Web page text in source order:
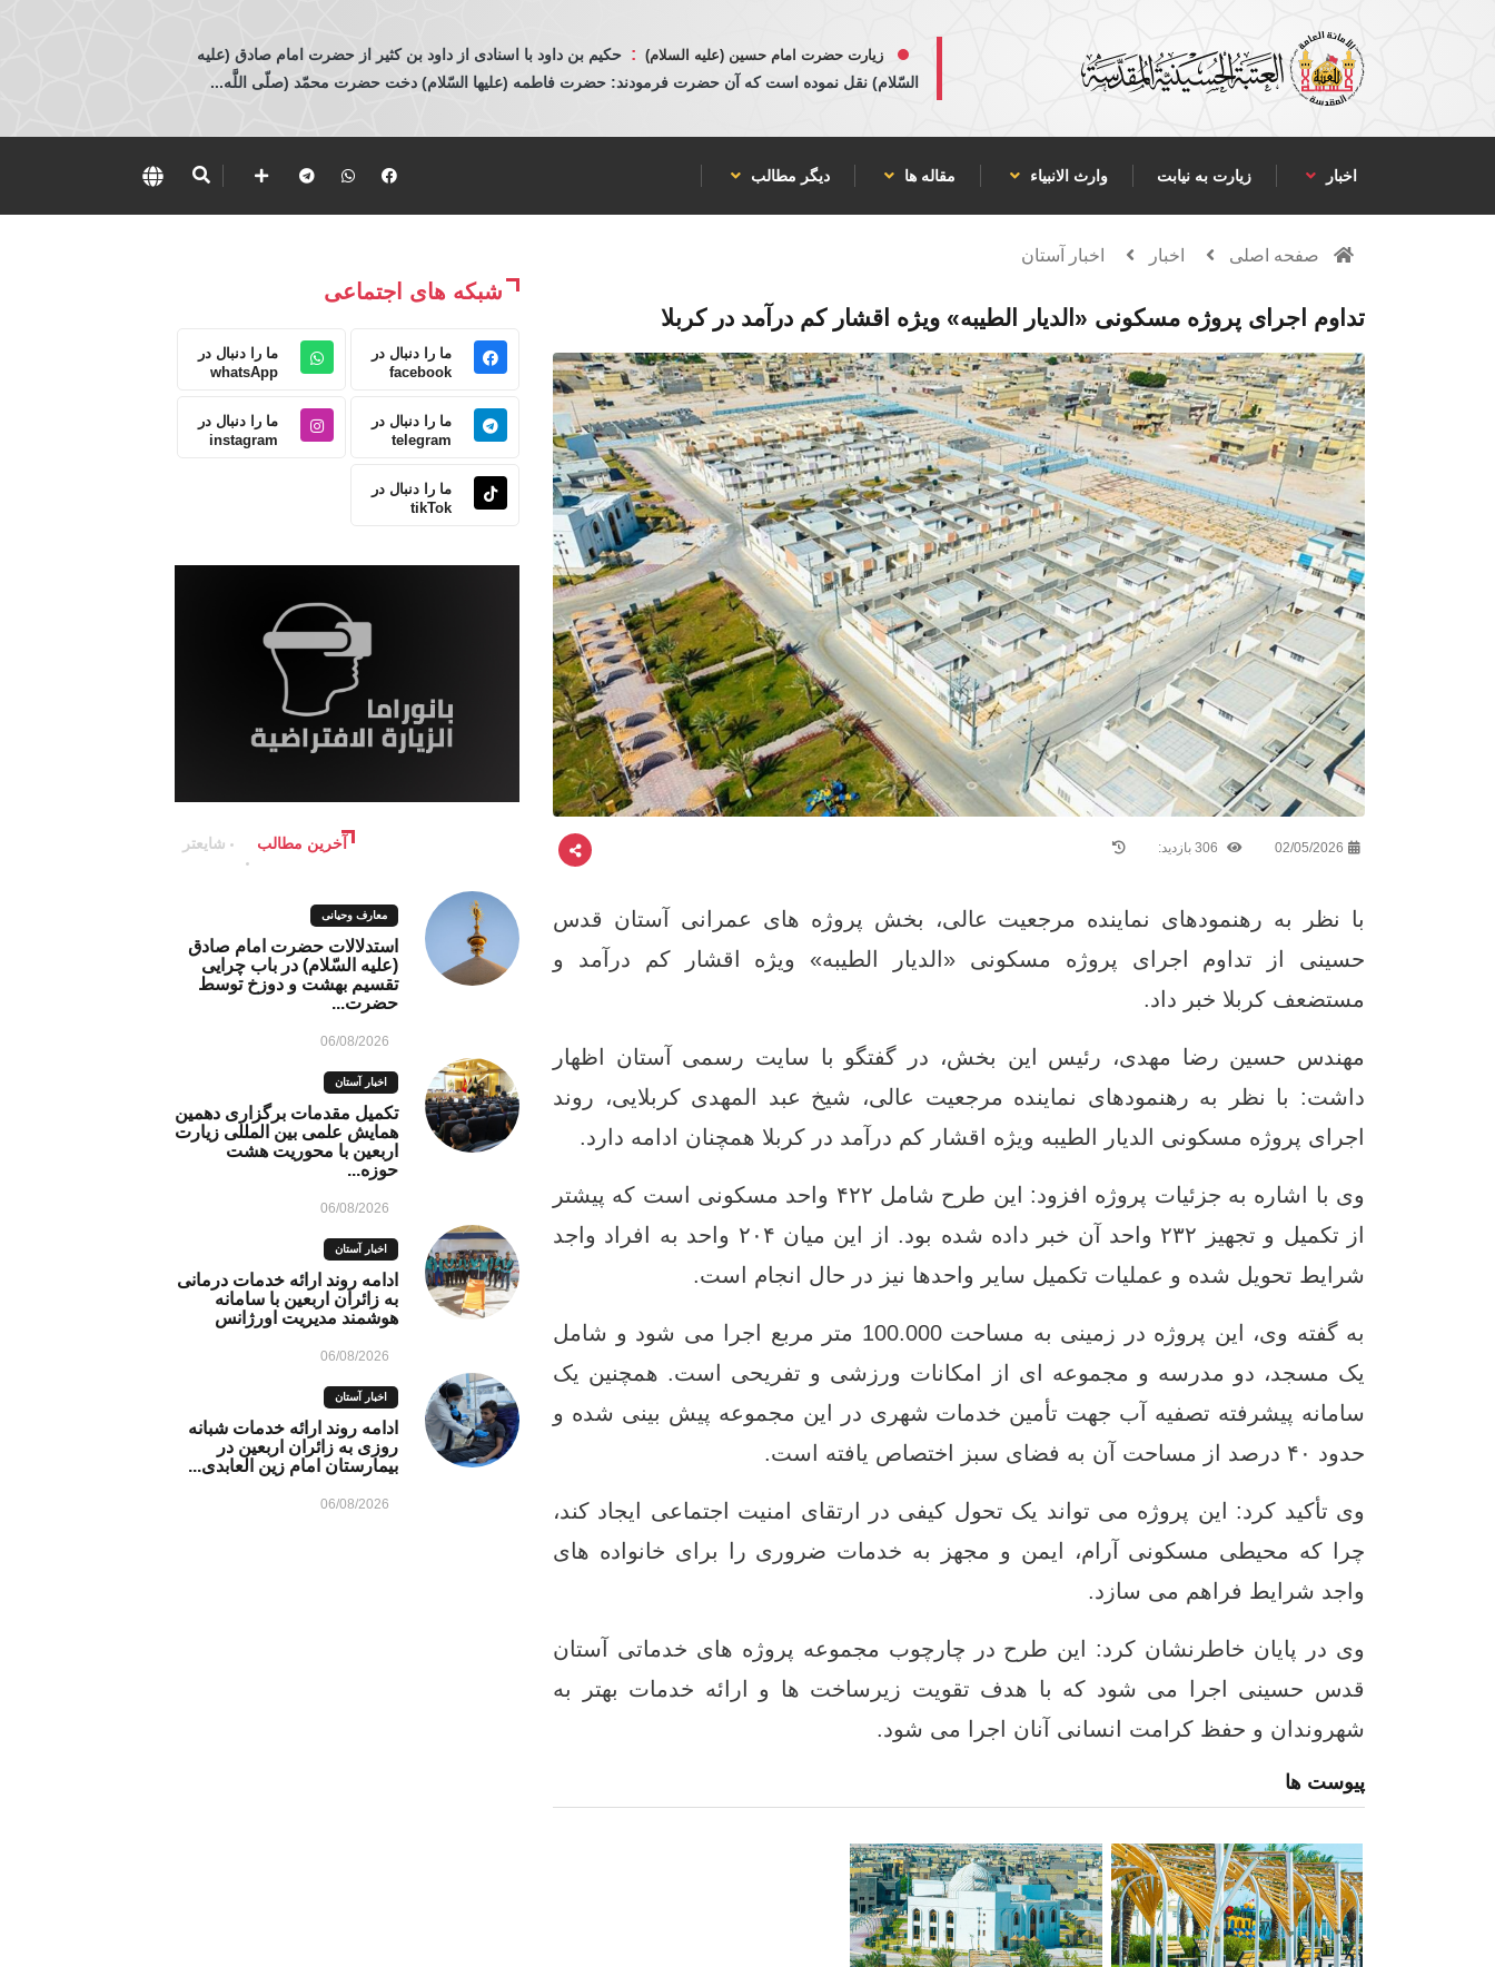
زیارت حضرت امام حسین (علیه السلام) : حكيم بن داود با اسنادی از داود بن كثير از حضرت امام صادق (عليه
السّلام) نقل نموده است كه آن حضرت فرمودند: حضرت فاطمه (عليها السّلام) دخت حضرت محمّد (صلّى اللَّه...
اخبار زیارت به نیابت وارث الانبياء مقاله ها دیگر مطالب
صفحه اصلی اخبار اخبار آستان
تداوم اجرای پروژه مسکونی «الدیار الطیبه» ویژه اقشار کم‌ درآمد در کربلا
02/05/2026
با نظر به رهنمودهای نماینده مرجعیت عالی، بخش پروژه‌ های عمرانی آستان قدس
حسینی از تداوم اجرای پروژه مسکونی «الدیار الطیبه» ویژه اقشار کم ‌درآمد و
مستضعف کربلا خبر داد.
مهندس حسین رضا مهدی، رئیس این بخش، در گفتگو با سایت رسمی آستان اظهار
داشت: با نظر به رهنمودهای نماینده مرجعیت عالی، شیخ عبد المهدی کربلایی، روند
اجرای پروژه مسکونی الدیار الطیبه ویژه اقشار کم ‌درآمد در کربلا همچنان ادامه دارد.
وی با اشاره به جزئیات پروژه افزود: این طرح شامل ۴۲۲ واحد مسکونی است که پیشتر
از تکمیل و تجهیز ۲۳۲ واحد آن خبر داده شده بود. از این میان ۲۰۴ واحد به افراد واجد
شرایط تحویل شده و عملیات تکمیل سایر واحدها نیز در حال انجام است.
به گفته وی، این پروژه در زمینی به مساحت 100.000 متر مربع اجرا می ‌شود و شامل
یک مسجد، دو مدرسه و مجموعه ‌ای از امکانات ورزشی و تفریحی است. همچنین یک
سامانه پیشرفته تصفیه آب جهت تأمین خدمات شهری در این مجموعه پیش ‌بینی شده و
حدود ۴۰ درصد از مساحت آن به فضای سبز اختصاص یافته است.
وی تأکید کرد: این پروژه می ‌تواند یک تحول کیفی در ارتقای امنیت اجتماعی ایجاد کند،
چرا که محیطی مسکونی آرام، ایمن و مجهز به خدمات ضروری را برای خانواده ‌های
واجد شرایط فراهم می ‌سازد.
وی در پایان خاطرنشان کرد: این طرح در چارچوب مجموعه پروژه‌ های خدماتی آستان
قدس حسینی اجرا می‌ شود که با هدف تقویت زیرساخت ‌ها و ارائه خدمات بهتر به
شهروندان و حفظ کرامت انسانی آنان اجرا می ‌شود.
پیوست ها
شبکه های اجتماعی
ما را دنبال در
facebook
ما را دنبال در
whatsApp
ما را دنبال در
telegram
ما را دنبال در
instagram
ما را دنبال در
tikTok
آخرین مطالب شایعتر
معارف وحیانی
استدلالات حضرت امام صادق
(علیه السّلام) در باب چرایی
تقسیم بهشت و دوزخ توسط
حضرت...
06/08/2026
اخبار آستان
تکمیل مقدمات برگزاری دهمین
همایش علمی بین المللی زیارت
اربعین با محوریت هشت
حوزه...
06/08/2026
اخبار آستان
ادامه روند ارائه خدمات درمانی
به زائران اربعین با سامانه
هوشمند مدیریت اورژانس
06/08/2026
اخبار آستان
ادامه روند ارائه خدمات شبانه
روزی به زائران اربعین در
بیمارستان امام زین العابدی...
06/08/2026